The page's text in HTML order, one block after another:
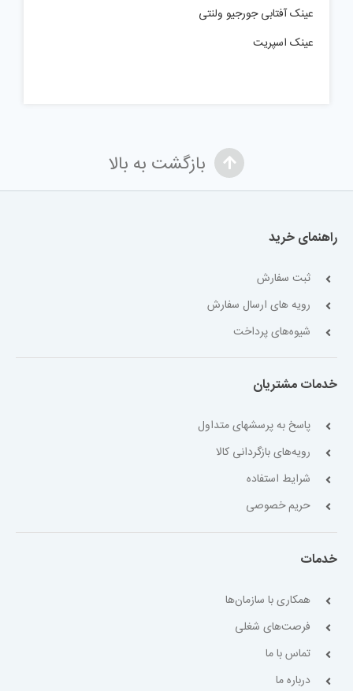
عینک آفتابی جورجیو ولنتی
عینک اسپریت
بازگشت به بالا
راهنمای خرید
ثبت سفارش
رویه های ارسال سفارش
شیوه‌های پرداخت
خدمات مشتریان
پاسخ به پرسشهای متداول
رویه‌های بازگردانی کالا
شرایط استفاده
حریم خصوصی
خدمات
همکاری با سازمان‌ها
فرصت‌های شغلی
تماس با ما
درباره ما